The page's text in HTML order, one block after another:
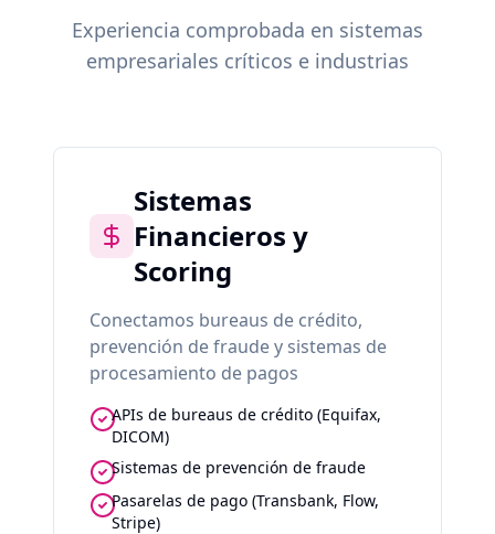
Experiencia comprobada en sistemas
empresariales críticos e industrias
Sistemas
Financieros y
Scoring
Conectamos bureaus de crédito,
prevención de fraude y sistemas de
procesamiento de pagos
APIs de bureaus de crédito (Equifax,
DICOM)
Sistemas de prevención de fraude
Pasarelas de pago (Transbank, Flow,
Stripe)